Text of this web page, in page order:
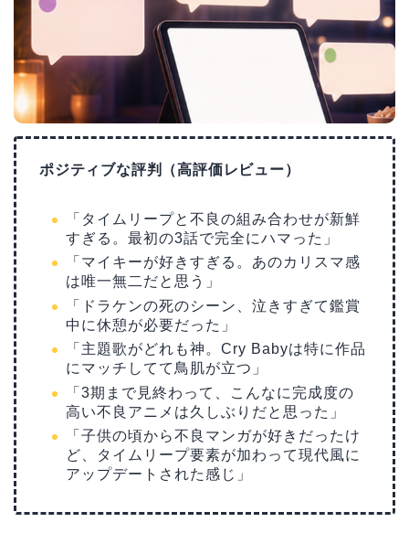
ポジティブな評判（高評価レビュー）
「タイムリープと不良の組み合わせが新鮮
すぎる。最初の3話で完全にハマった」
「マイキーが好きすぎる。あのカリスマ感
は唯一無二だと思う」
「ドラケンの死のシーン、泣きすぎて鑑賞
中に休憩が必要だった」
「主題歌がどれも神。Cry Babyは特に作品
にマッチしてて鳥肌が立つ」
「3期まで見終わって、こんなに完成度の
高い不良アニメは久しぶりだと思った」
「子供の頃から不良マンガが好きだったけ
ど、タイムリープ要素が加わって現代風に
アップデートされた感じ」